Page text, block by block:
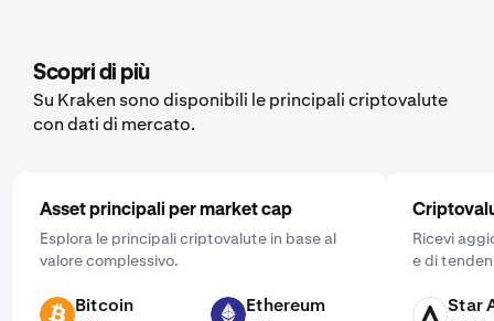
Scopri di più
Su Kraken sono disponibili le principali criptovalute
con dati di mercato.
Asset principali per market cap
Esplora le principali criptovalute in base al
valore complessivo.
BTC Bitcoin ETH Ethereum
Ricevi
e di
ATLAS Star